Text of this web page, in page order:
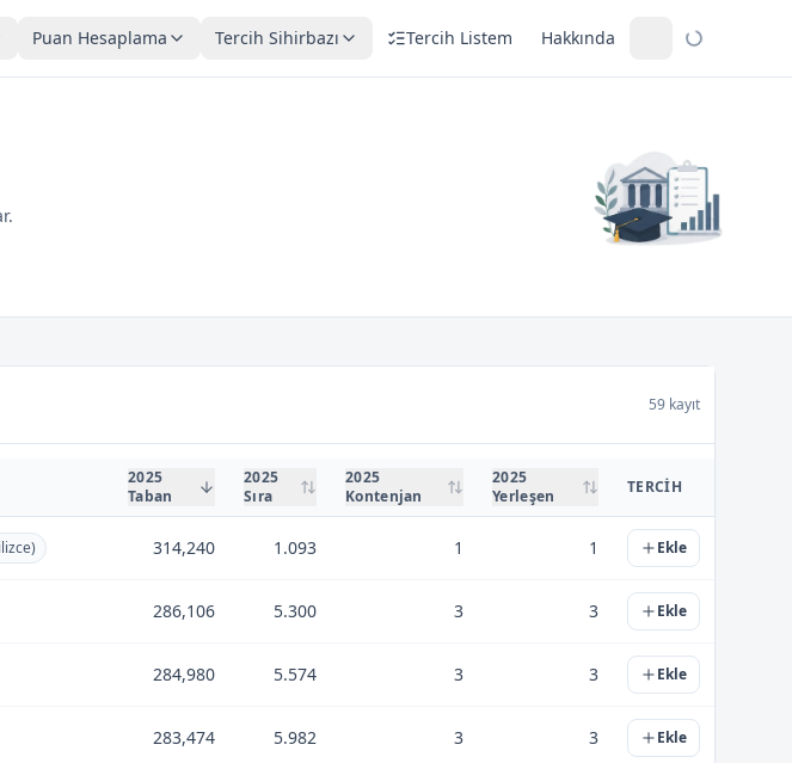
Puan Hesaplama Tercih Sihirbazı Tercih Listem Hakkında
59 kayıt
2025
Taban
2025
Sıra
2025
Kontenjan
2025
Yerleşen
TERCIH
314,240 1.093 1 1 Ekle
286,106 5.300 3 3 Ekle
284,980 5.574 3 3 Ekle
283,474 5.982 3 3 Ekle